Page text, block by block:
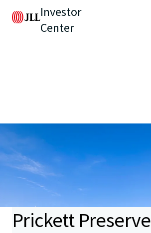
Investor
Center
Prickett Preserve